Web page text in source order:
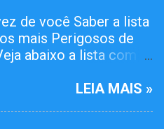
Policiais Militares em
Veja os Dez Bairros
de
Grande Usina
"Tufa" Vai embora
de você Saber a lista
mais Perigosos de
abaixo a lista com
o maior número de
logo no final
LEIA MAIS »